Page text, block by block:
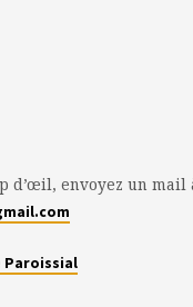
d’œil, envoyez un mail
Paroissial